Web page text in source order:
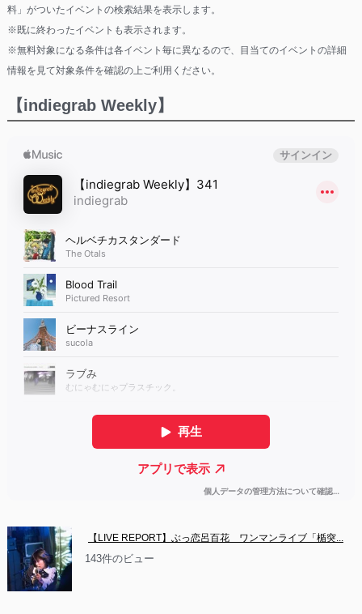
料」がついたイベントの検索結果を表示します。
※既に終わったイベントも表示されます。
※無料対象になる条件は各イベント毎に異なるので、目当てのイベントの詳細
情報を見て対象条件を確認の上ご利用ください。
【indiegrab Weekly】
【LIVE REPORT】ぶっ恋呂百花　ワンマンライブ「楯突...
143件のビュー